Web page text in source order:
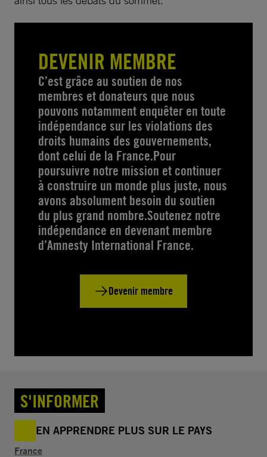
DEVENIR MEMBRE
C’est grâce au soutien de nos
membres et donateurs que nous
pouvons notamment enquêter en toute
indépendance sur les violations des
droits humains des gouvernements,
dont celui de la France.Pour
poursuivre notre mission et continuer
à construire un monde plus juste, nous
avons absolument besoin du soutien
du plus grand nombre.Soutenez notre
indépendance en devenant membre
d’Amnesty International France.
Devenir membre
S'INFORMER
EN APPRENDRE PLUS SUR LE PAYS
France